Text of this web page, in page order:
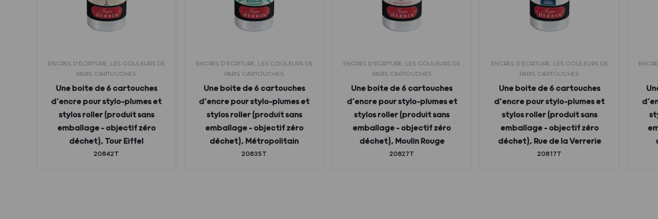
ENCRES D'ÉCRITURE, LES COULEURS DE
PARIS CARTOUCHES
Une boite de 6 cartouches
d’encre pour stylo-plumes et
stylos roller (produit sans
emballage – objectif zéro
déchet), Tour Eiffel
20842T
ENCRES D'ÉCRITURE, LES COULEURS DE
PARIS CARTOUCHES
Une boite de 6 cartouches
d’encre pour stylo-plumes et
stylos roller (produit sans
emballage – objectif zéro
déchet), Métropolitain
20835T
ENCRES D'ÉCRITURE, LES COULEURS DE
PARIS CARTOUCHES
Une boite de 6 cartouches
d’encre pour stylo-plumes et
stylos roller (produit sans
emballage – objectif zéro
déchet), Moulin Rouge
20827T
ENCRES D'ÉCRITURE, LES COULEURS DE
PARIS CARTOUCHES
Une boite de 6 cartouches
d’encre pour stylo-plumes et
stylos roller (produit sans
emballage – objectif zéro
déchet), Rue de la Verrerie
20817T